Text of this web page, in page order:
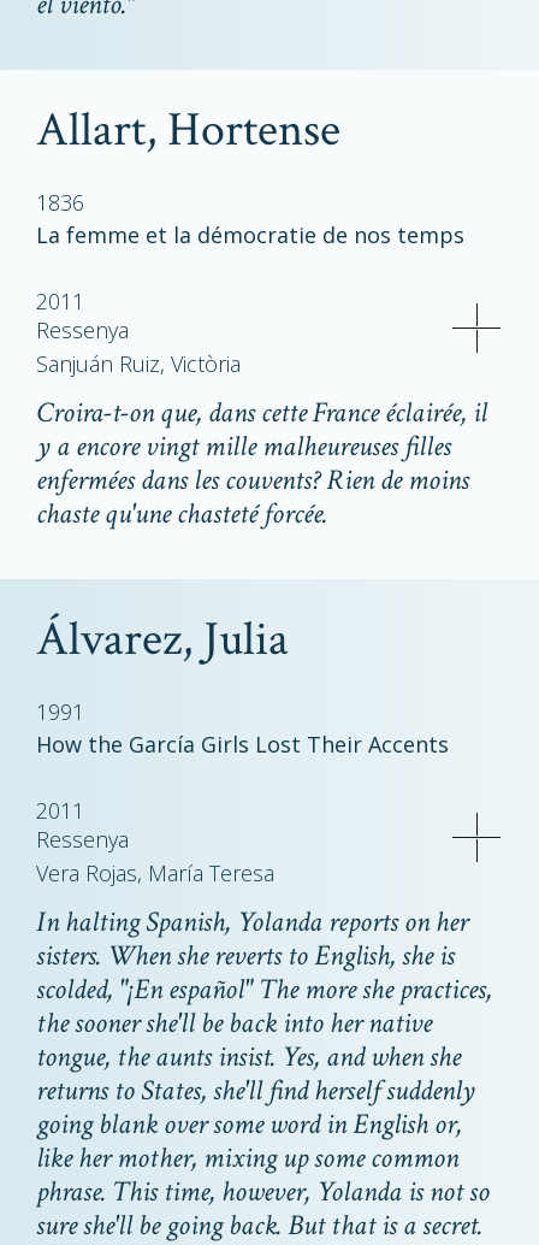
Allart, Hortense
1836
La femme et la démocratie de nos temps
2011
Ressenya
Sanjuán Ruiz, Victòria
Croira-t-on que, dans cette France éclairée, il
y a encore vingt mille malheureuses filles
enfermées dans les couvents? Rien de moins
chaste qu'une chasteté forcée.
Álvarez, Julia
1991
How the García Girls Lost Their Accents
2011
Ressenya
Vera Rojas, María Teresa
In halting Spanish, Yolanda reports on her
sisters. When she reverts to English, she is
scolded, "¡En español" The more she practices,
the sooner she'll be back into her native
tongue, the aunts insist. Yes, and when she
returns to States, she'll find herself suddenly
going blank over some word in English or,
like her mother, mixing up some common
phrase. This time, however, Yolanda is not so
sure she'll be going back. But that is a secret.